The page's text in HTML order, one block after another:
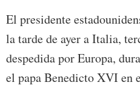
El presidente
la tarde de ayer a Italia,
despedida por Europa,
el papa Benedicto XVI en